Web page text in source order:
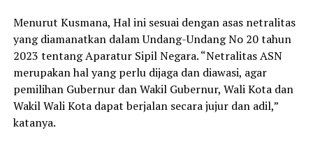
Menurut Kusmana, Hal ini sesuai dengan asas netralitas
yang diamanatkan dalam Undang-Undang No 20 tahun
2023 tentang Aparatur Sipil Negara. “Netralitas ASN
merupakan hal yang perlu dijaga dan diawasi, agar
pemilihan Gubernur dan Wakil Gubernur, Wali Kota dan
Wakil Wali Kota dapat berjalan secara jujur dan adil,”
katanya.